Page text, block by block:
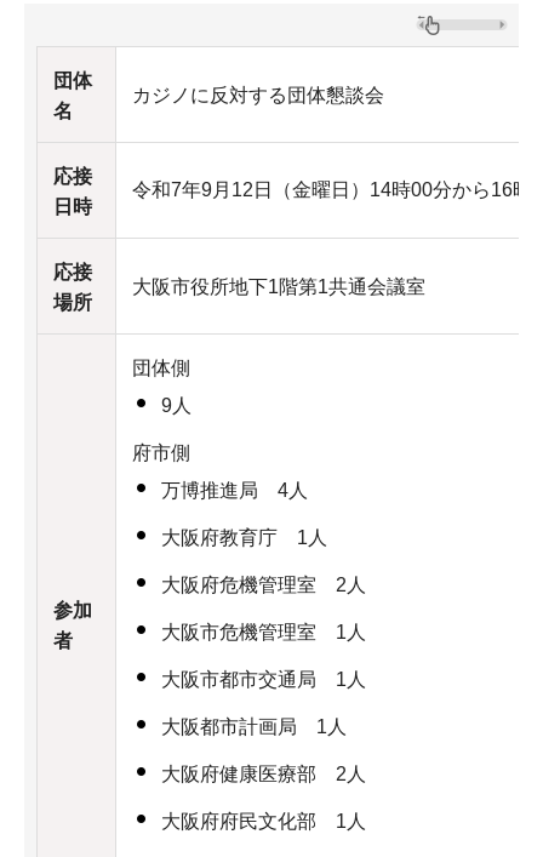
団体
名
カジノに反対する団体懇談会
応接
日時
令和7年9月12日（金曜日）14時00分から16時
応接
場所
大阪市役所地下1階第1共通会議室
参加
者
団体側
9人
府市側
万博推進局 4人
大阪府教育庁 1人
大阪府危機管理室 2人
大阪市危機管理室 1人
大阪市都市交通局 1人
大阪都市計画局 1人
大阪府健康医療部 2人
大阪府府民文化部 1人